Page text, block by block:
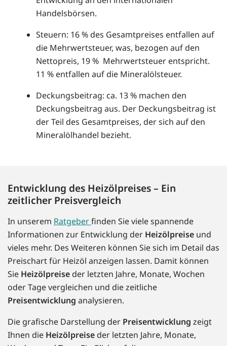
Handelsbörsen.
Steuern: 16 % des Gesamtpreises entfallen auf
die Mehrwertsteuer, was, bezogen auf den
Nettopreis, 19 % Mehrwertsteuer entspricht.
11 % entfallen auf die Mineralölsteuer.
Deckungsbeitrag: ca. 13 % machen den
Deckungsbeitrag aus. Der Deckungsbeitrag ist
der Teil des Gesamtpreises, der sich auf den
Mineralölhandel bezieht.
Entwicklung des Heizölpreises – Ein
zeitlicher Preisvergleich
In unserem Ratgeberfinden Sie viele spannende
Informationen zur Entwicklung der Heizölpreise und
vieles mehr. Des Weiteren können Sie sich im Detail das
Preischart für Heizöl anzeigen lassen. Damit können
Sie Heizölpreise der letzten Jahre, Monate, Wochen
oder Tage vergleichen und die zeitliche
Preisentwicklung analysieren.
Die grafische Darstellung der Preisentwicklung zeigt
Ihnen die Heizölpreise der letzten Jahre, Monate,